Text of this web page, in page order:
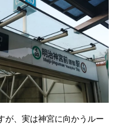
が、実は神宮に向かうルー